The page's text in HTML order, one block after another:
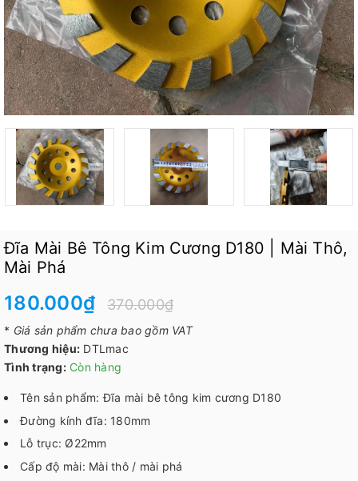
Đĩa Mài Bê Tông Kim Cương D180 | Mài Thô,
Mài Phá
180.000₫ 370.000₫
* Giá sản phẩm chưa bao gồm VAT
Thương hiệu: DTLmac
Tình trạng: Còn hàng
Tên sản phẩm: Đĩa mài bê tông kim cương D180
Đường kính đĩa: 180mm
Lỗ trục: Ø22mm
Cấp độ mài: Mài thô / mài phá